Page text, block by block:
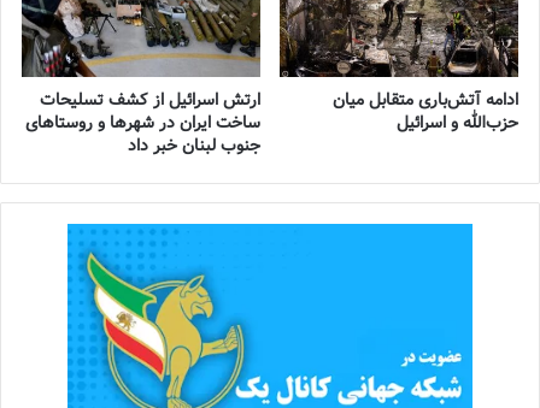
ادامه آتش‌باری متقابل میان
حزب‌الله و اسرائیل
ارتش اسرائیل از کشف تسلیحات
ساخت ایران در شهرها و روستاهای
جنوب لبنان خبر داد